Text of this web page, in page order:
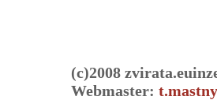
(c)2008
Webmaster: